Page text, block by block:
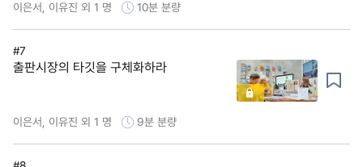
이은서, 이유진 외 1 명 10분 분량
#7
출판시장의 타깃을 구체화하라
이은서, 이유진 외 1 명 9분 분량